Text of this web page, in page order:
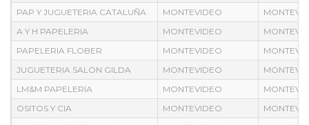
PAP Y JUGUETERIA CATALUÑA
MONTEVIDEO
A Y H PAPELERIA
MONTEVIDEO
PAPELERIA FLOBER
MONTEVIDEO
JUGUETERIA SALON GILDA
MONTEVIDEO
LM&M PAPELERIA
MONTEVIDEO
OSITOS Y CIA
MONTEVIDEO